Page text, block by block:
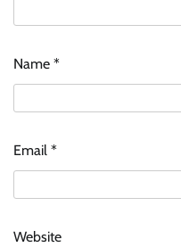
Name *
Email *
Website